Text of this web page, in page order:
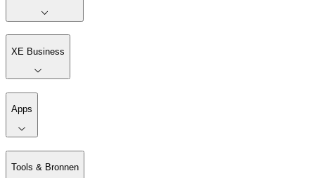
XE Business
Apps
Tools & Bronnen